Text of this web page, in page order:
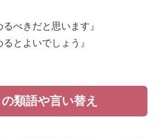
べきだと思います』
とよいでしょう』
類語や言い替え